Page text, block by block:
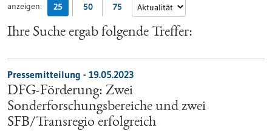
anzeigen: 25 50 75
Ihre Suche ergab folgende Treffer:
Pressemitteilung - 19.05.2023
DFG-Förderung: Zwei
Sonderforschungsbereiche und zwei
SFB/Transregio erfolgreich